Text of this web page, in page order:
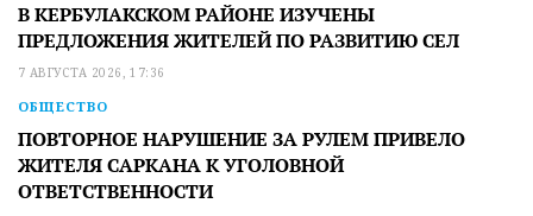
В КЕРБУЛАКСКОМ РАЙОНЕ ИЗУЧЕНЫ
ПРЕДЛОЖЕНИЯ ЖИТЕЛЕЙ ПО РАЗВИТИЮ СЕЛ
7 АВГУСТА 2026, 17:36
ОБЩЕСТВО
ПОВТОРНОЕ НАРУШЕНИЕ ЗА РУЛЕМ ПРИВЕЛО
ЖИТЕЛЯ САРКАНА К УГОЛОВНОЙ
ОТВЕТСТВЕННОСТИ